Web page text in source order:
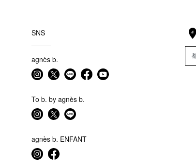
SNS
agnès b.
To b. by agnès b.
agnès b. ENFANT